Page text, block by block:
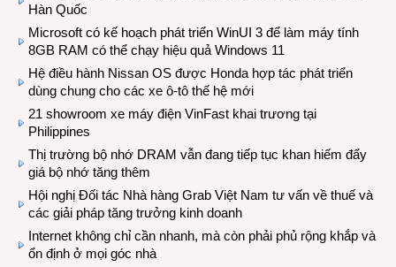
Hàn Quốc
Microsoft có kế hoạch phát triển WinUI 3 để làm máy tính
8GB RAM có thể chạy hiệu quả Windows 11
Hệ điều hành Nissan OS được Honda hợp tác phát triển
dùng chung cho các xe ô-tô thế hệ mới
21 showroom xe máy điện VinFast khai trương tại
Philippines
Thị trường bộ nhớ DRAM vẫn đang tiếp tục khan hiếm đẩy
giá bộ nhớ tăng thêm
Hội nghị Đối tác Nhà hàng Grab Việt Nam tư vấn về thuế và
các giải pháp tăng trưởng kinh doanh
Internet không chỉ cần nhanh, mà còn phải phủ rộng khắp và
ổn định ở mọi góc nhà